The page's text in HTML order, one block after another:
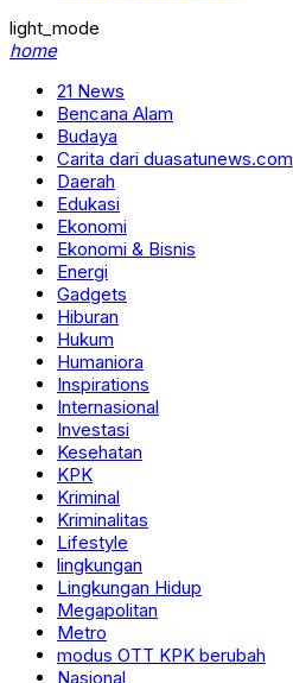
light_mode
home
21 News
Bencana Alam
Budaya
Carita dari duasatunews.com
Daerah
Edukasi
Ekonomi
Ekonomi & Bisnis
Energi
Gadgets
Hiburan
Hukum
Humaniora
Inspirations
Internasional
Investasi
Kesehatan
KPK
Kriminal
Kriminalitas
Lifestyle
lingkungan
Lingkungan Hidup
Megapolitan
Metro
modus OTT KPK berubah
Nasional